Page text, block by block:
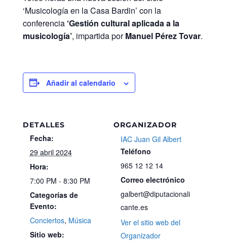
‘Musicología en la Casa Bardin’ con la
conferencia ‘Gestión cultural aplicada a la
musicología’, impartida porManuel Pérez Tovar.
Añadir al calendario
DETALLES
Fecha:
29 abril 2024
Hora:
7:00 PM - 8:30 PM
Categorías de
Evento:
Conciertos, Música
Sitio web:
ORGANIZADOR
IAC Juan Gil Albert
Teléfono
965 12 12 14
Correo electrónico
galbert@diputacionali
cante.es
Ver el sitio web del
Organizador